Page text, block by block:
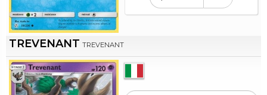
TREVENANT TREVENANT